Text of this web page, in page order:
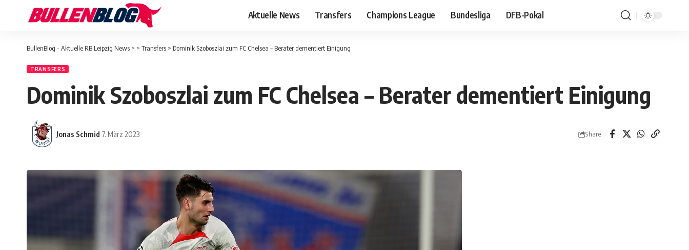
Aktuelle News Transfers Champions League Bundesliga DFB-Pokal
BullenBlog - Aktuelle RB Leipzig News > > Transfers > Dominik Szoboszlai zum FC Chelsea – Berater dementiert Einigung
TRANSFERS
Dominik Szoboszlai zum FC Chelsea – Berater dementiert Einigung
Jonas Schmid 7. März 2023 Share